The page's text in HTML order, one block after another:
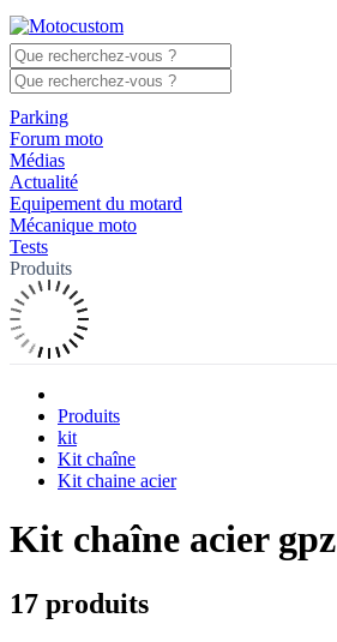
Parking
Forum moto
Médias
Actualité
Equipement du motard
Mécanique moto
Tests
Produits
Produits
kit
Kit chaîne
Kit chaine acier
Kit chaîne acier gpz
17 produits